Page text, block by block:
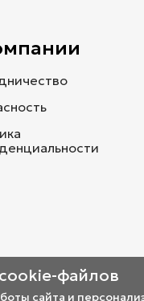
файлов
сайта и